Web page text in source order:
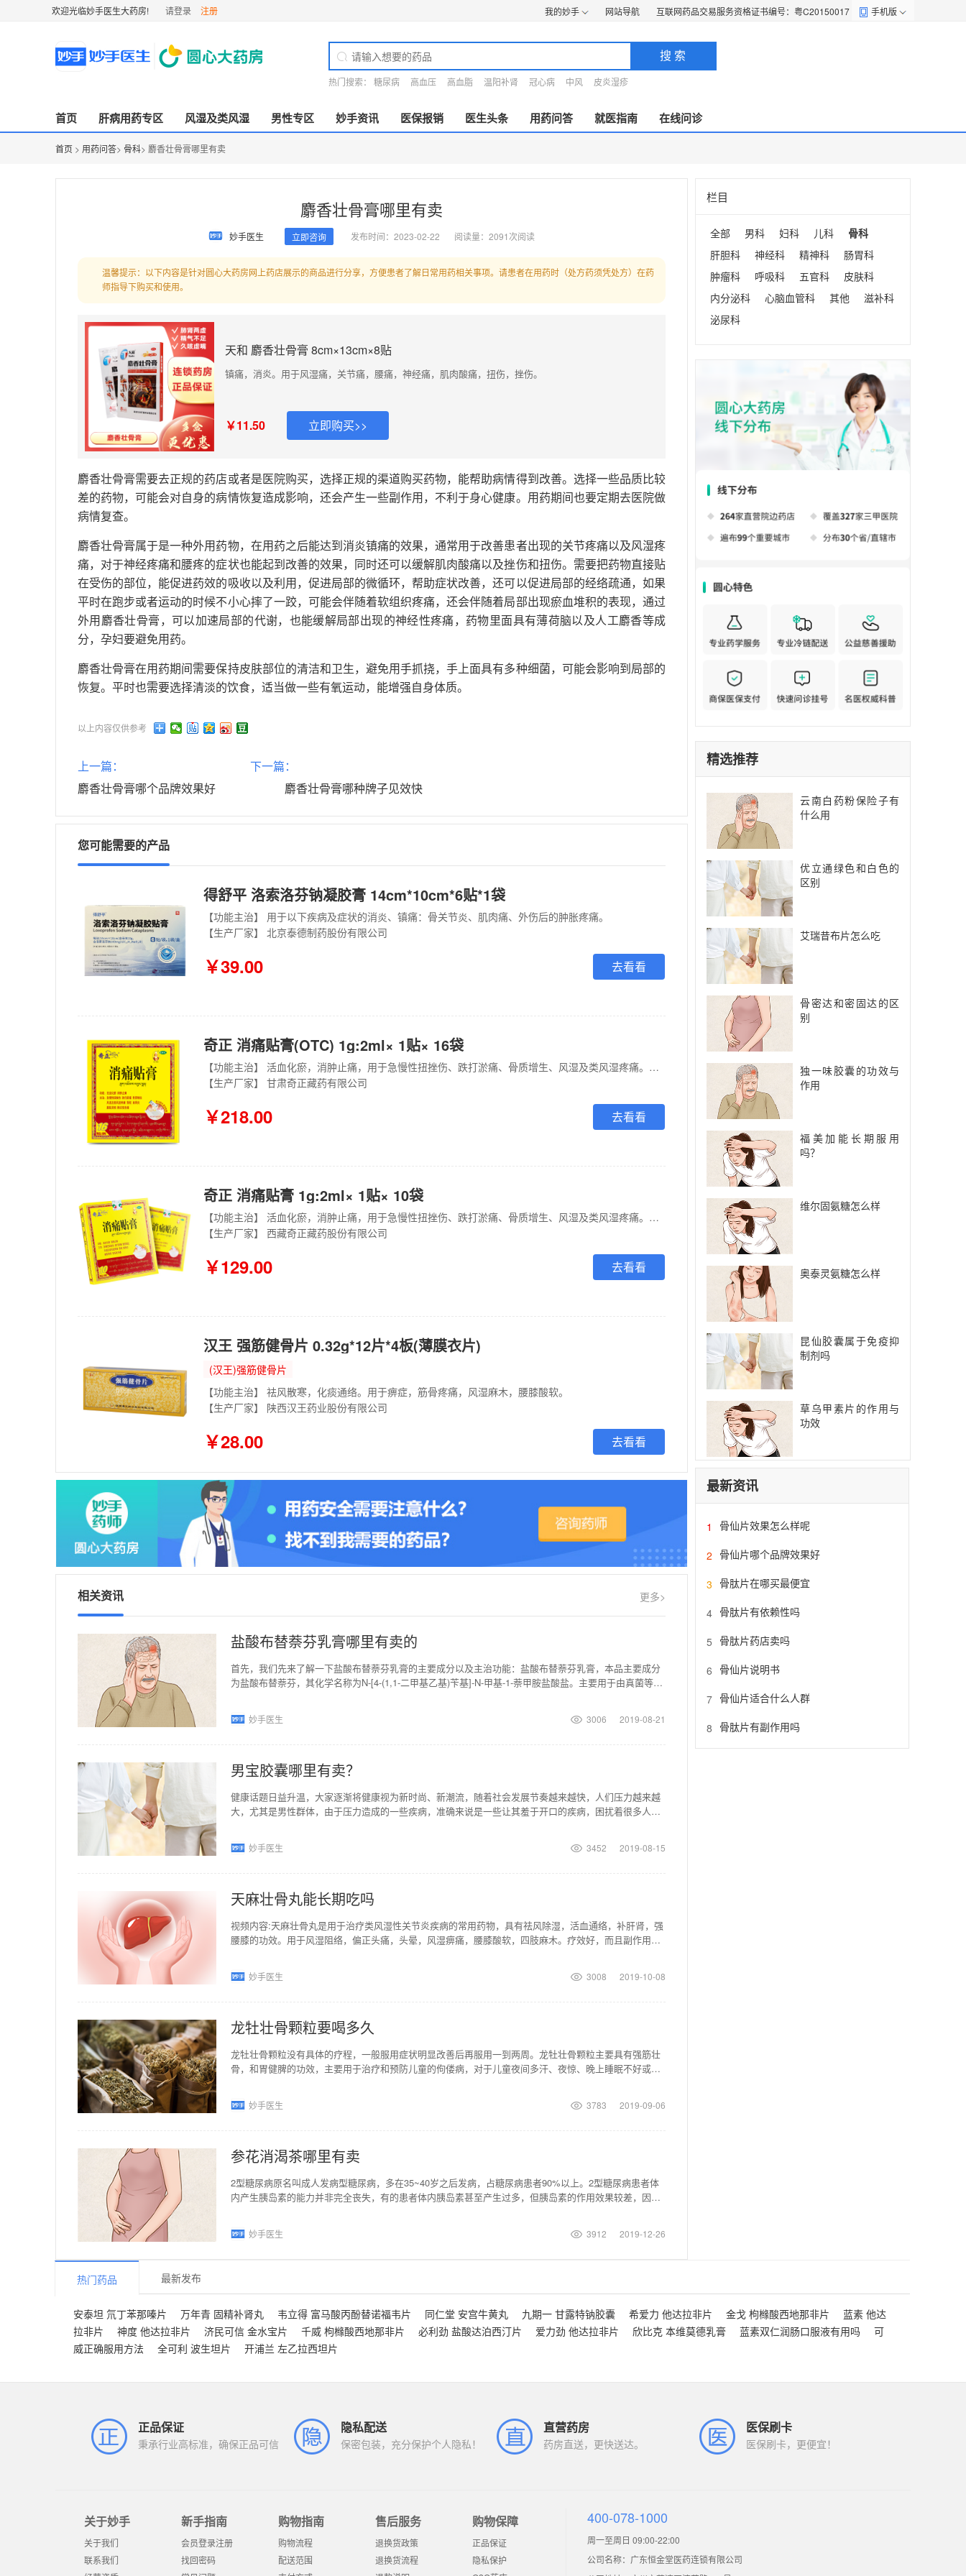
欢迎光临妙手医生大药房! 请登录 注册 我的妙手 网站导航 互联网药品交易服务资格证书编号：粤C20150017 手机版
搜 索
热门搜索： 糖尿病 高血压 高血脂 温阳补肾 冠心病 中风 皮炎湿疹
首页 肝病用药专区 风湿及类风湿 男性专区 妙手资讯 医保报销 医生头条 用药问答 就医指南 在线问诊
首页 > 用药问答> 骨科> 麝香壮骨膏哪里有卖
麝香壮骨膏哪里有卖
妙手医生 立即咨询 发布时间：2023-02-22 阅读量：2091次阅读
温馨提示：以下内容是针对圆心大药房网上药店展示的商品进行分享，方便患者了解日常用药相关事项。请患者在用药时（处方药须凭处方）在药
师指导下购买和使用。
天和 麝香壮骨膏 8cm×13cm×8贴
镇痛，消炎。用于风湿痛，关节痛，腰痛，神经痛，肌肉酸痛，扭伤，挫伤。
￥11.50 立即购买>>
麝香壮骨膏需要去正规的药店或者是医院购买，选择正规的渠道购买药物，能帮助病情得到改善。选择一些品质比较
差的药物，可能会对自身的病情恢复造成影响，还会产生一些副作用，不利于身心健康。用药期间也要定期去医院做
病情复查。
麝香壮骨膏属于是一种外用药物，在用药之后能达到消炎镇痛的效果，通常用于改善患者出现的关节疼痛以及风湿疼
痛，对于神经疼痛和腰疼的症状也能起到改善的效果，同时还可以缓解肌肉酸痛以及挫伤和扭伤。需要把药物直接贴
在受伤的部位，能促进药效的吸收以及利用，促进局部的微循环，帮助症状改善，还可以促进局部的经络疏通，如果
平时在跑步或者运动的时候不小心摔了一跤，可能会伴随着软组织疼痛，还会伴随着局部出现瘀血堆积的表现，通过
外用麝香壮骨膏，可以加速局部的代谢，也能缓解局部出现的神经性疼痛，药物里面具有薄荷脑以及人工麝香等成
分，孕妇要避免用药。
麝香壮骨膏在用药期间需要保持皮肤部位的清洁和卫生，避免用手抓挠，手上面具有多种细菌，可能会影响到局部的
恢复。平时也需要选择清淡的饮食，适当做一些有氧运动，能增强自身体质。
以上内容仅供参考
上一篇：
麝香壮骨膏哪个品牌效果好
下一篇：
麝香壮骨膏哪种牌子见效快
您可能需要的产品
得舒平 洛索洛芬钠凝胶膏 14cm*10cm*6贴*1袋
【功能主治】 用于以下疾病及症状的消炎、镇痛：骨关节炎、肌肉痛、外伤后的肿胀疼痛。
【生产厂家】 北京泰德制药股份有限公司
￥39.00 去看看
奇正 消痛贴膏(OTC) 1g:2ml× 1贴× 16袋
【功能主治】 活血化瘀，消肿止痛，用于急慢性扭挫伤、跌打淤痛、骨质增生、风湿及类风湿疼痛。亦用于落枕、肩周炎、腰肌劳损及陈旧性伤痛
【生产厂家】 甘肃奇正藏药有限公司
￥218.00 去看看
奇正 消痛贴膏 1g:2ml× 1贴× 10袋
【功能主治】 活血化瘀，消肿止痛，用于急慢性扭挫伤、跌打淤痛、骨质增生、风湿及类风湿疼痛。亦用于落枕、肩周炎、腰肌劳损及陈旧性伤痛
【生产厂家】 西藏奇正藏药股份有限公司
￥129.00 去看看
汉王 强筋健骨片 0.32g*12片*4板(薄膜衣片)
(汉王)强筋健骨片
【功能主治】 祛风散寒，化痰通络。用于痹症，筋骨疼痛，风湿麻木，腰膝酸软。
【生产厂家】 陕西汉王药业股份有限公司
￥28.00 去看看
相关资讯 更多>
盐酸布替萘芬乳膏哪里有卖的
首先，我们先来了解一下盐酸布替萘芬乳膏的主要成分以及主治功能：盐酸布替萘芬乳膏，本品主要成分
为盐酸布替萘芬，其化学名称为N-[4-(1,1-二甲基乙基)苄基]-N-甲基-1-萘甲胺盐酸盐。主要用于由真菌等引
妙手医生 3006 2019-08-21
男宝胶囊哪里有卖？
健康话题日益升温，大家逐渐将健康视为新时尚、新潮流，随着社会发展节奏越来越快，人们压力越来越
大，尤其是男性群体，由于压力造成的一些疾病，准确来说是一些让其羞于开口的疾病，困扰着很多人，
妙手医生 3452 2019-08-15
天麻壮骨丸能长期吃吗
视频内容:天麻壮骨丸是用于治疗类风湿性关节炎疾病的常用药物，具有祛风除湿，活血通络，补肝肾，强
腰膝的功效。用于风湿阻络，偏正头痛，头晕，风湿痹痛，腰膝酸软，四肢麻木。疗效好，而且副作用
妙手医生 3008 2019-10-08
龙牡壮骨颗粒要喝多久
龙牡壮骨颗粒没有具体的疗程，一般服用症状明显改善后再服用一到两周。龙牡壮骨颗粒主要具有强筋壮
骨，和胃健脾的功效，主要用于治疗和预防儿童的佝偻病，对于儿童夜间多汗、夜惊、晚上睡眠不好或者
妙手医生 3783 2019-09-06
参花消渴茶哪里有卖
2型糖尿病原名叫成人发病型糖尿病，多在35~40岁之后发病，占糖尿病患者90%以上。2型糖尿病患者体
内产生胰岛素的能力并非完全丧失，有的患者体内胰岛素甚至产生过多，但胰岛素的作用效果较差，因此
妙手医生 3912 2019-12-26
栏目
全部 男科 妇科 儿科
骨科
肝胆科
神经科 精神科
肠胃科
肿瘤科
呼吸科 五官科
皮肤科
内分泌科
心脑血管科 其他
滋补科
泌尿科
精选推荐
云南白药粉保险子有
什么用
优立通绿色和白色的
区别
艾瑞昔布片怎么吃
骨密达和密固达的区
别
独一味胶囊的功效与
作用
福美加能长期服用
吗？
维尔固氨糖怎么样
奥泰灵氨糖怎么样
昆仙胶囊属于免疫抑
制剂吗
草乌甲素片的作用与
功效
最新资讯
1 骨仙片效果怎么样呢
2 骨仙片哪个品牌效果好
3 骨肽片在哪买最便宜
4 骨肽片有依赖性吗
5 骨肽片药店卖吗
6 骨仙片说明书
7 骨仙片适合什么人群
8 骨肽片有副作用吗
热门药品 最新发布
安泰坦 氘丁苯那嗪片 万年青 固精补肾丸 韦立得 富马酸丙酚替诺福韦片 同仁堂 安宫牛黄丸 九期一 甘露特钠胶囊 希爱力 他达拉非片 金戈 枸橼酸西地那非片
蓝素 他达
拉非片
神度 他达拉非片 济民可信 金水宝片 千威 枸橼酸西地那非片 必利劲 盐酸达泊西汀片 爱力劲 他达拉非片 欣比克 本维莫德乳膏 蓝素双仁润肠口服液有用吗
可
威正确服用方法
全可利 波生坦片 开浦兰 左乙拉西坦片
正品保证
秉承行业高标准，确保正品可信
隐私配送
保密包装，充分保护个人隐私！
直营药房
药房直送，更快送达。
医保刷卡
医保刷卡，更便宜！
关于妙手
关于我们
联系我们
新手指南
会员登录注册
找回密码
购物指南
购物流程
配送范围
售后服务
退换货政策
退换货流程
购物保障
正品保证
隐私保护
400-078-1000
周一至周日 09:00-22:00
公司名称：广东恒金堂医药连锁有限公司